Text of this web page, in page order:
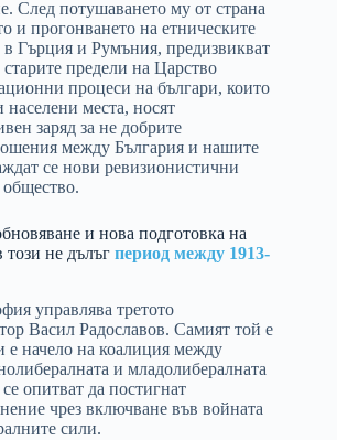
След потушаването му от страна
и прогонването на етническите
в Гърция и Румъния, предизвикват
предели на Царство
процеси на българи, които
населени места, носят
заряд за не добрите
между България и нашите
се нови ревизионистични
и нова подготовка на
този не дълъг период между 1913-
управлява третото
Васил Радославов. Самият той е
е начело на коалиция между
и младолибералната
опитват да постигнат
чрез включване във войната
сили.